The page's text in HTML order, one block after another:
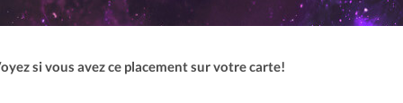
si vous avez ce placement sur votre carte!